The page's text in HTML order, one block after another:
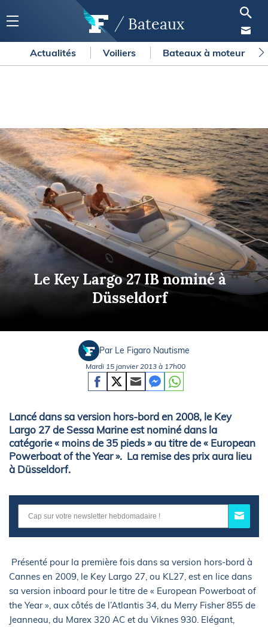
Bateaux
Actualités Voiliers Bateaux à moteur
Le Key Largo 27 IB nominé à
Düsseldorf
Par Le Figaro Nautisme
Mardi 15 janvier 2013 à 17h00
Lancé dans sa version hors-bord en 2008, le Key
Largo 27 de Sessa Marine est nominé dans la
catégorie « moins de 35 pieds » au titre de « European
Powerboat of the Year ». La remise des prix aura lieu
à Düsseldorf.
Présenté pour la première fois dans sa version hors-bord à
Cannes en 2009, le Key Largo 27, ou KL27, est en lice dans
sa version inboard pour le titre de « European Powerboat of
the Year », aux côtés de l’Atlantis 34, du Merry Fisher 855 de
Jeanneau, du Marex 320 AC et du Viknes 930. Elégant,